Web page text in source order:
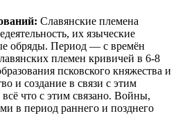
Cлавянские племена
их языческие
обряды. Период — с времён
племен кривичей в 6-8
псковского княжества и
и создание в связи с этим
что с этим связано. Войны,
в период раннего и позднего